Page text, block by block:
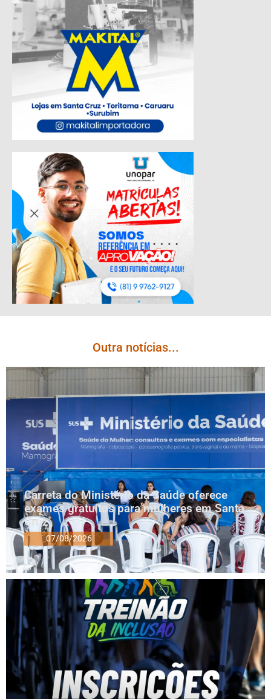
Outra notícias...
Carreta do Ministério da Saúde oferece
exames gratuitos para mulheres em Santa
Cruz
07/08/2026